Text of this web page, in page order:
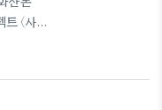
서도 이
폼: 텐
〈사조
이 있
들은 구음